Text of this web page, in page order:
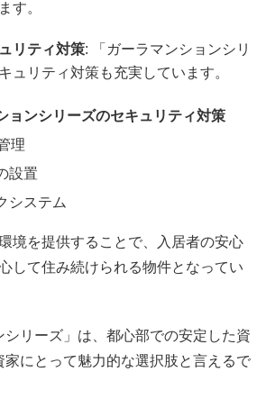
す。
リティ対策: 「ガーラマンションシリ
ュリティ対策も充実しています。
ョンシリーズのセキュリティ対策
理
設置
システム
境を提供することで、入居者の安心
して住み続けられる物件となってい
シリーズ」は、都心部での安定した資
家にとって魅力的な選択肢と言えるで